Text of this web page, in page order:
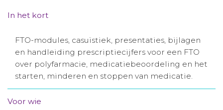
Contact
Winkelwagentje
Aanmelden nieuwsbrief
In het kort
FTO-modules, casuïstiek, presentaties, bijlagen
en handleiding prescriptiecijfers voor een FTO
over polyfarmacie, medicatiebeoordeling en het
starten, minderen en stoppen van medicatie.
Voor wie